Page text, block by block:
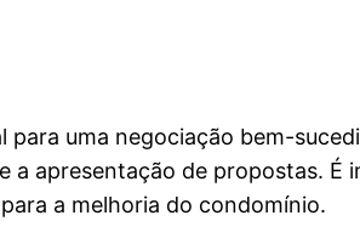
uma negociação bem-
apresentação de propostas.
a melhoria do condomínio.